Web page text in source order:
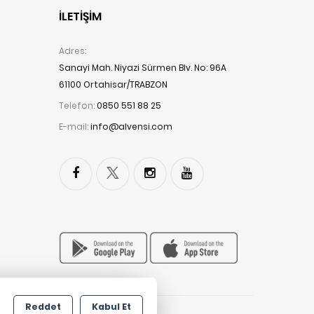
İLETIŞIM
Adres:
Sanayi Mah. Niyazi Sürmen Blv. No: 96A
61100 Ortahisar/TRABZON
Telefon:0850 551 88 25
E-mail:info@alvensi.com
Reddet Kabul Et